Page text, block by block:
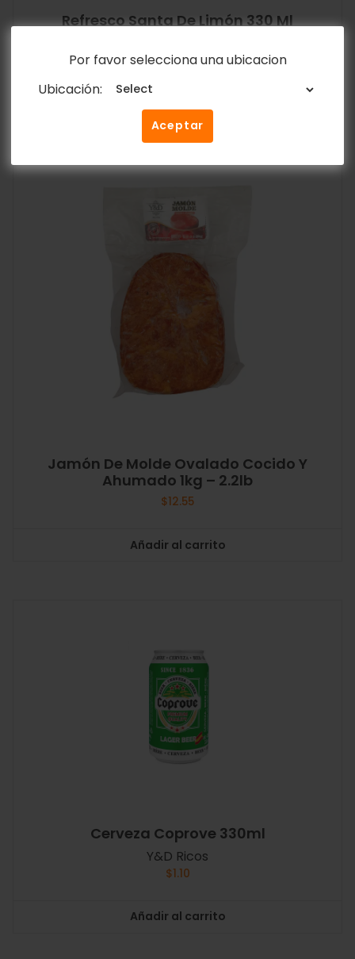
Por favor selecciona una ubicacion
Ubicación:
Aceptar
Refresco Santa De Limón 330 Ml
Añadir al carrito
Jamón De Molde Ovalado Cocido Y
Ahumado 1kg – 2.2lb
$12.55
Añadir al carrito
Cerveza Coprove 330ml
Y&D Ricos
$1.10
Añadir al carrito